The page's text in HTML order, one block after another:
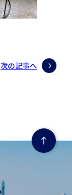
次の記事へ
ページの先頭にもどる